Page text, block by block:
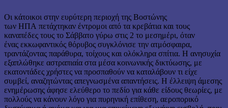
Οι κάτοικοι στην ευρύτερη περιοχή της Βοστώνης
των ΗΠΑ πετάχτηκαν έντρομοι από τα κρεβάτια και τους
καναπέδες τους το Σάββατο γύρω στις 2 το μεσημέρι, όταν
ένας εκκωφαντικός θόρυβος συγκλόνισε την ατμόσφαιρα,
τραντάζοντας παράθυρα, τοίχους και ολόκληρα σπίτια. Η ανησυχία
εξαπλώθηκε αστραπιαία στα μέσα κοινωνικής δικτύωσης, με
εκατοντάδες χρήστες να προσπαθούν να καταλάβουν τι είχε
συμβεί, αναζητώντας απεγνωσμένα απαντήσεις. Η έλλειψη άμεσης
ενημέρωσης άφησε ελεύθερο το πεδίο για κάθε είδους θεωρίες, με
πολλούς να κάνουν λόγο για πυρηνική επίθεση, αεροπορικό